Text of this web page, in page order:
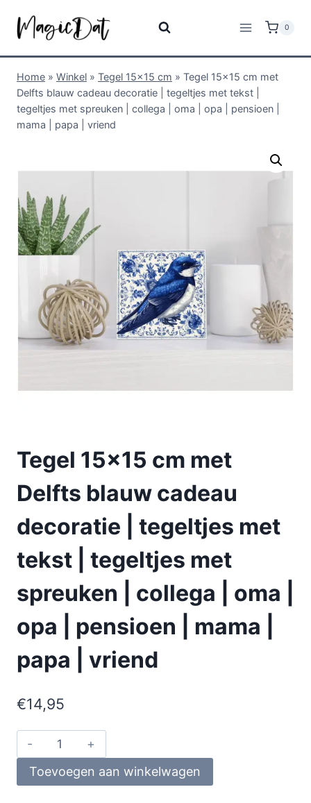
0
Home » Winkel » Tegel 15x15 cm » Tegel 15×15 cm met
Delfts blauw cadeau decoratie | tegeltjes met tekst |
tegeltjes met spreuken | collega | oma | opa | pensioen |
mama | papa | vriend
Tegel 15×15 cm met
Delfts blauw cadeau
decoratie | tegeltjes met
tekst | tegeltjes met
spreuken | collega | oma |
opa | pensioen | mama |
papa | vriend
€14,95
Toevoegen aan winkelwagen